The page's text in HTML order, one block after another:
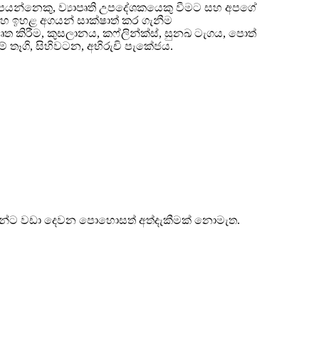
ව්‍යාපෘති උපදේශකයෙකු වීමට සහ අපගේ
අගයන් සාක්ෂාත් කර ගැනීම
කිරීම, කුසලානය, කෆ්ලින්ක්ස්, සුනඛ ටැගය, පොත්
තෑගි, සිහිවටන, අභිරුචි පැකේජය.
වඩා දෙවන පොහොසත් අත්දැකීමක් නොමැත.